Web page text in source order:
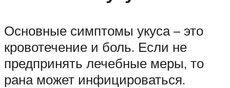
Основные симптомы укуса – это
кровотечение и боль. Если не
предпринять лечебные меры, то
рана может инфицироваться.